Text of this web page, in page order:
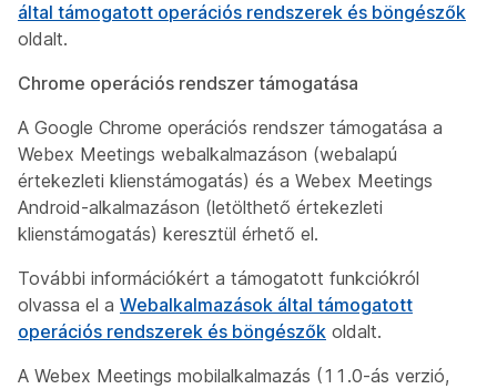
által támogatott operációs rendszerek és böngészők
oldalt.
Chrome operációs rendszer támogatása
A Google Chrome operációs rendszer támogatása a
Webex Meetings webalkalmazáson (webalapú
értekezleti klienstámogatás) és a Webex Meetings
Android-alkalmazáson (letölthető értekezleti
klienstámogatás) keresztül érhető el.
További információkért a támogatott funkciókról
olvassa el a Webalkalmazások által támogatott
operációs rendszerek és böngészők oldalt.
A Webex Meetings mobilalkalmazás (11.0-ás verzió,